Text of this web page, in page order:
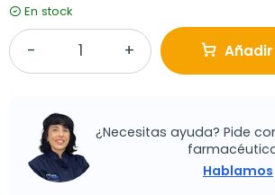
En stock
¿Necesitas ayuda? Pide
Hablamos